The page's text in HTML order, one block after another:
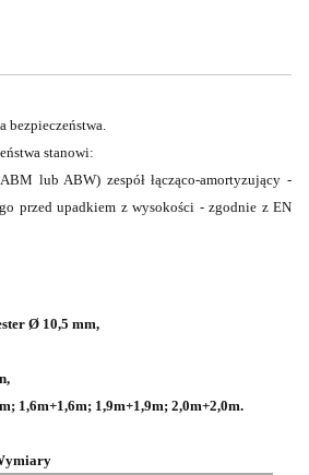
stanowi:
lub ABW) zespół łącząco-amortyzujący -
przed upadkiem z wysokości - zgodnie z EN
Ø 10,5 mm,
1,6m+1,6m; 1,9m+1,9m; 2,0m+2,0m.